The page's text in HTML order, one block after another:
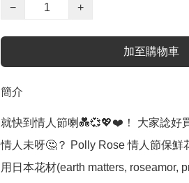
−
+
加至購物車
簡介
就快到情人節喇💑💞💖❤️！ 大家諗好
情人未呀🤔？ Polly Rose 情人節保鮮
用日本花材(earth matters, roseamor,